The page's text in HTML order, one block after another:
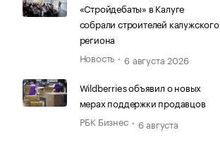
«Стройдебаты» в Калуге
собрали строителей калужского
региона
Новость
6 августа 2026
Wildberries объявил о новых
мерах поддержки продавцов
РБК Бизнес
6 августа